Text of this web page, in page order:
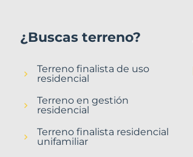
¿Buscas terreno?
Terreno finalista de uso
residencial
Terreno en gestión
residencial
Terreno finalista residencial
unifamiliar